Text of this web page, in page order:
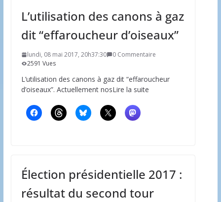
L’utilisation des canons à gaz
dit “effaroucheur d’oiseaux”
lundi, 08 mai 2017, 20h37:30
0 Commentaire
2591 Vues
L’utilisation des canons à gaz dit “effaroucheur
d’oiseaux”. Actuellement nosLire la suite
Élection présidentielle 2017 :
résultat du second tour